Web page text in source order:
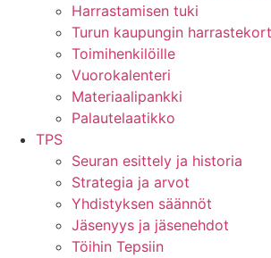
Harrastamisen tuki
Turun kaupungin
Toimihenkilöille
Vuorokalenteri
Materiaalipankki
Palautelaatikko
TPS
Seuran esittely ja historia
Strategia ja arvot
Yhdistyksen säännöt
Jäsenyys ja jäsenehdot
Töihin Tepsiin